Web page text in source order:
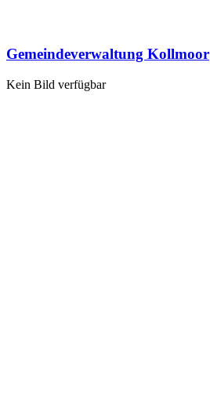
Gemeindeverwaltung Kollmoor
Kein Bild verfügbar